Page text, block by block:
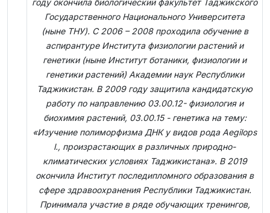
году окончила биологический факультет Таджикского
Государственного Национального Университета
(ныне ТНУ). С 2006 – 2008 проходила обучение в
аспирантуре Института физиологии растений и
генетики (ныне Институт ботаники, физиологии и
генетики растений) Академии наук Республики
Таджикистан. В 2009 году защитила кандидатскую
работу по направлению 03.00.12- физиология и
биохимия растений, 03.00.15 - генетика на тему:
«Изучение полиморфизма ДНК у видов рода Aegilops
l., произрастающих в различных природно-
климатических условиях Таджикистана». В 2019
окончила Институт последипломного образования в
сфере здравоохранения Республики Таджикистан.
Принимала участие в ряде обучающих тренингов,